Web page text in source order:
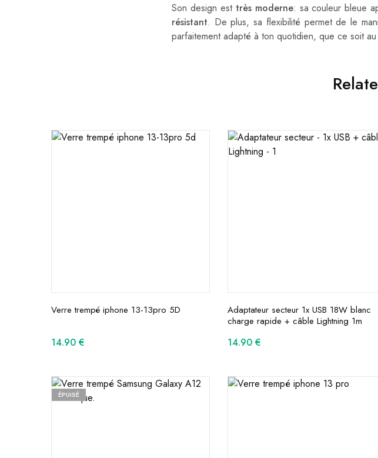
Son design est très moderne: sa couleur bleue
résistant. De plus, sa flexibilité permet de le
parfaitement adapté à ton quotidien, que ce soit
Verre trempé iphone 13-13pro 5D
14.90 €
Adaptateur secteur 1x USB 18W blanc
charge rapide + câble Lightning 1m
14.90 €
ÉPUISÉ